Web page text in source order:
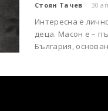
Стоян Тачев - 30
Интересна е
деца. Масон е –
България,